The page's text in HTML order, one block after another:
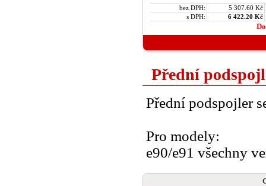
bez DPH:
5 307.60 Kč
s DPH:
6 422.20 Kč
Přední
Přední podspojler
Pro modely:
e90/e91 všechny